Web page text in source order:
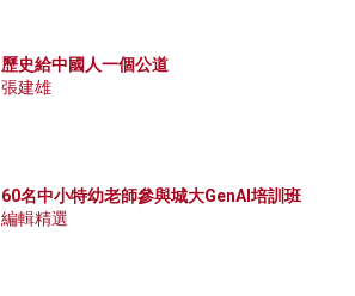
歷史給中國人一個公道
張建雄
60名中小特幼老師參與城大GenAI培訓班
編輯精選